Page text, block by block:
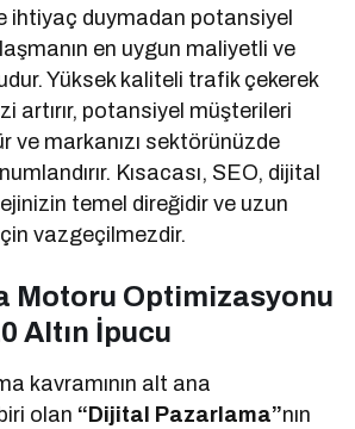
ihtiyaç duymadan potansiyel
en uygun maliyetli ve
Yüksek kaliteli trafik çekerek
artırır, potansiyel müşterileri
ve markanızı sektörünüzde
Kısacası, SEO, dijital
temel direğidir ve uzun
vazgeçilmezdir.
Motoru Optimizasyonu
Altın İpucu
kavramının alt ana
olan “Dijital Pazarlama”nın